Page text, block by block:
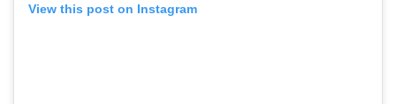
View this post on Instagram